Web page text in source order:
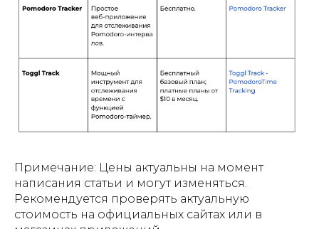
Примечание: Цены актуальны на момент
написания статьи и могут изменяться.
Рекомендуется проверять актуальную
стоимость на официальных сайтах или в